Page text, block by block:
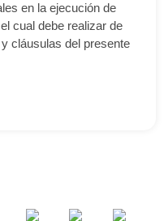
en la ejecución de
cual debe realizar de
cláusulas del presente